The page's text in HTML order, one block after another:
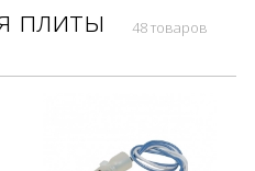
плиты 48 товаров